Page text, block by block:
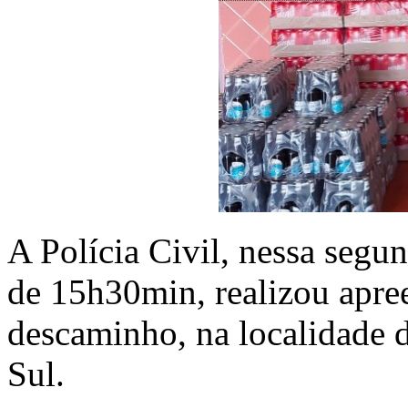
A Polícia Civil, nessa
de 15h30min, realizou
descaminho, na localidade
Sul.